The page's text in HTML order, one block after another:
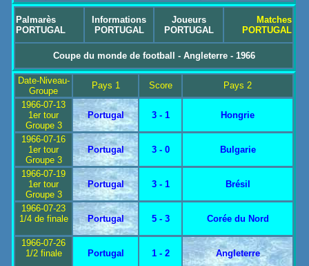
Palmarès
PORTUGAL
Informations
PORTUGAL
Joueurs
PORTUGAL
Matches
PORTUGAL
Coupe du monde de football - Angleterre - 1966
Date-Niveau-
Groupe
Pays 1 Score
Pays 2
1966-07-13
1er tour
Groupe 3
Portugal 3 - 1 Hongrie
1966-07-16
1er tour
Groupe 3
Portugal 3 - 0 Bulgarie
1966-07-19
1er tour
Groupe 3
Portugal 3 - 1 Brésil
1966-07-23
1/4 de finale
Portugal 5 - 3 Corée du Nord
1966-07-26
1/2 finale
Portugal 1 - 2 Angleterre